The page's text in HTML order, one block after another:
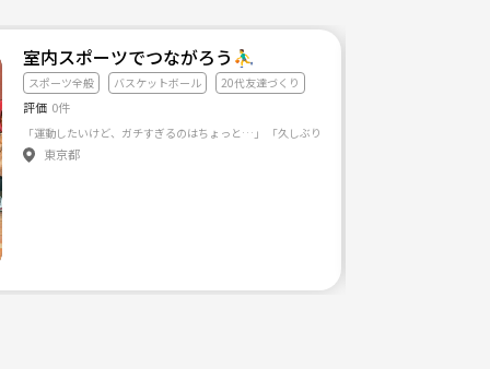
色々企画して行くので よろしくお願いします(≧∀≦)
室内スポーツでつながろう⛹️‍♂️
スポーツ全般 バスケットボール 20代友達づくり
評価 0件
東京都